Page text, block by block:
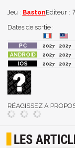
Jeu : BastonEditeur :
Dates de sortie :
2027 2027
2027
2027
2027
2027
RÉAGISSEZ A
LES